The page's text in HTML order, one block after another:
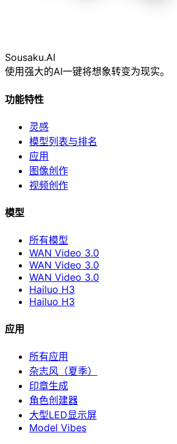
Sousaku.AI
使用强大的AI一键将想象转变为现实。
功能特性
灵感
模型列表与排名
应用
图像创作
视频创作
模型
所有模型
WAN Video 3.0
WAN Video 3.0
WAN Video 3.0
Hailuo H3
Hailuo H3
应用
所有应用
杂志风（夏季）
印章生成
角色创建器
大型LED显示屏
Model Vibes